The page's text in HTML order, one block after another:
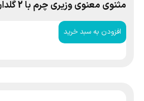
مثنوی معنوی وزیری چرم با 2 گلدان بزرگ فیروزه
افزودن به سبد خرید